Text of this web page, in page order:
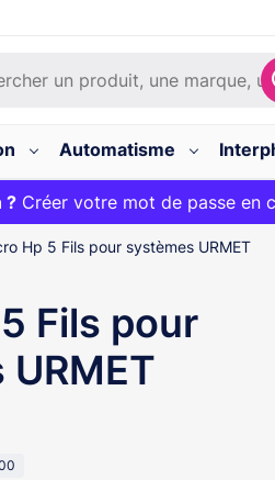
Automatisme
panier et livraison 24/48h
?Créer votre mot de passe en
Hp 5 Fils pour systèmes URMET
Fils pour